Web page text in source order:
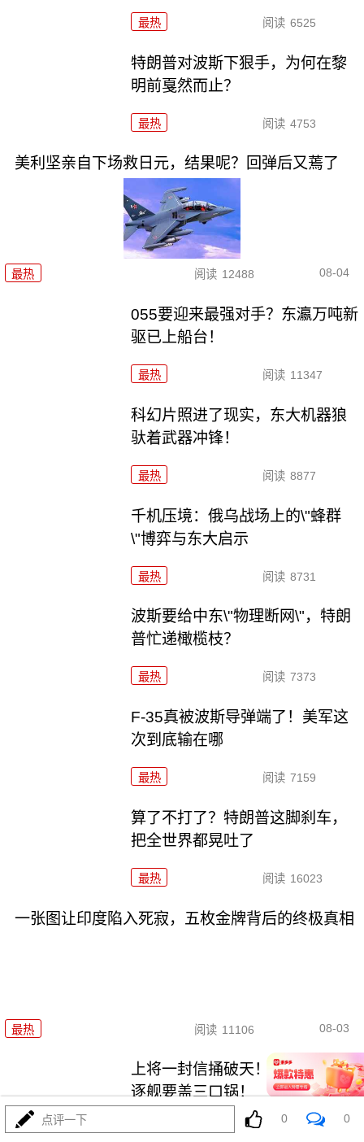
最热 阅读 6525
特朗普对波斯下狠手，为何在黎
明前戛然而止？
最热 阅读 4753
美利坚亲自下场救日元，结果呢？回弹后又蔫了
最热 阅读 12488 08-04
055要迎来最强对手？东瀛万吨新
驱已上船台！
最热 阅读 11347
科幻片照进了现实，东大机器狼
驮着武器冲锋！
最热 阅读 8877
千机压境：俄乌战场上的\"蜂群
\"博弈与东大启示
最热 阅读 8731
波斯要给中东\"物理断网\"，特朗
普忙递橄榄枝？
最热 阅读 7373
F-35真被波斯导弹端了！美军这
次到底输在哪
最热 阅读 7159
算了不打了？特朗普这脚刹车，
把全世界都晃吐了
最热 阅读 16023
一张图让印度陷入死寂，五枚金牌背后的终极真相
最热 阅读 11106 08-03
上将一封信捅破天！美军五艘驱
逐舰要盖三口锅！
最热
点评一下 0 0